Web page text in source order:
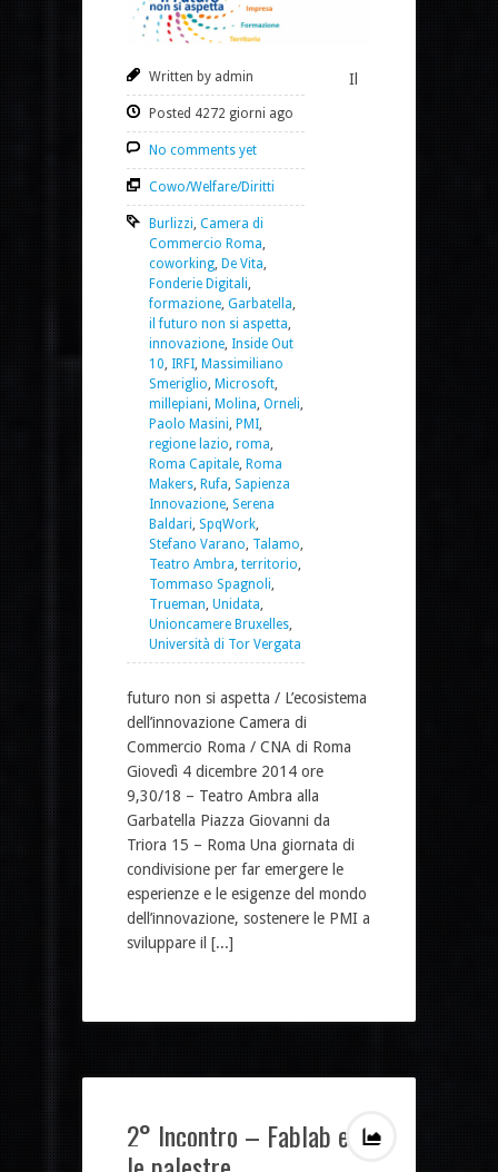
Written by admin
Posted 4272 giorni ago
No comments yet
Cowo/Welfare/Diritti
Burlizzi, Camera di
Commercio Roma,
coworking, De Vita,
Fonderie Digitali,
formazione, Garbatella,
il futuro non si aspetta,
innovazione, Inside Out
10, IRFI, Massimiliano
Smeriglio, Microsoft,
millepiani, Molina, Orneli,
Paolo Masini, PMI,
regione lazio, roma,
Roma Capitale, Roma
Makers, Rufa, Sapienza
Innovazione, Serena
Baldari, SpqWork,
Stefano Varano, Talamo,
Teatro Ambra, territorio,
Tommaso Spagnoli,
Trueman, Unidata,
Unioncamere Bruxelles,
Università di Tor Vergata
Il
futuro non si aspetta / L’ecosistema
dell’innovazione Camera di
Commercio Roma / CNA di Roma
Giovedì 4 dicembre 2014 ore
9,30/18 – Teatro Ambra alla
Garbatella Piazza Giovanni da
Triora 15 – Roma Una giornata di
condivisione per far emergere le
esperienze e le esigenze del mondo
dell’innovazione, sostenere le PMI a
sviluppare il [...]
2° Incontro – Fablab e